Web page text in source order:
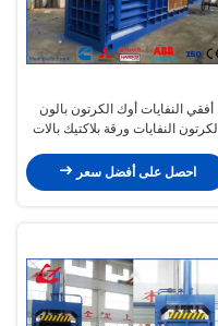
أفقي النفايات أوك الكرتون بالون
الكرتون النفايات ورقة بلاكتيك بالات
احصل على أفضل سعر